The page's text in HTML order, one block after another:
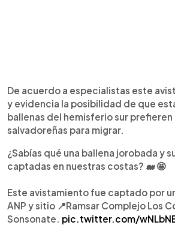
De acuerdo a especialistas este
y evidencia la posibilidad de que
ballenas del hemisferio sur
salvadoreñas para migrar.
¿Sabías qué una ballena jorobada y
captadas en nuestras costas? 🐋 🤩
Este avistamiento fue captado por
ANP y sitio 📍Ramsar Complejo Los
Sonsonate. pic.twitter.com/